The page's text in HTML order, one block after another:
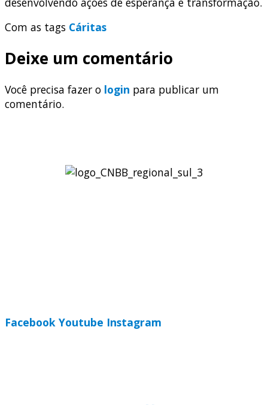
Com as tags Cáritas
Deixe um comentário
Você precisa fazer o login para publicar um
comentário.
Facebook Youtube Instagram